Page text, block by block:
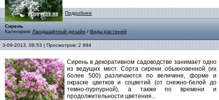
Подробнее
Сирень
Категория: Ландшафтный дизайн / Виды растений
3-09-2013, 08:53 | Просмотров: 2 994
Сирень в декоративном садоводстве занимает одно
из ведущих мест. Сорта сирени обыкновенной (их
более 500) различаются по величине, форме и
окраске цветков и соцветий (от снежно-белой до
темно-пурпурной), а также по времени и
продолжительности цветения...